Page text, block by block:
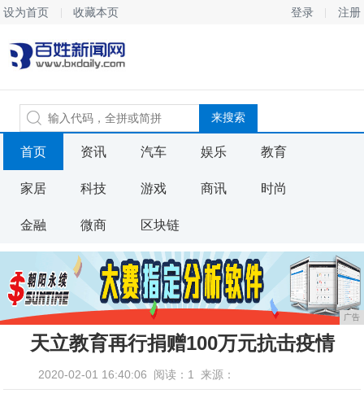
设为首页 收藏本页 登录 注册
首页 资讯 汽车 娱乐 教育
家居 科技 游戏 商讯 时尚
金融 微商 区块链
广告
天立教育再行捐赠100万元抗击疫情
2020-02-01 16:40:06 阅读：1 来源：